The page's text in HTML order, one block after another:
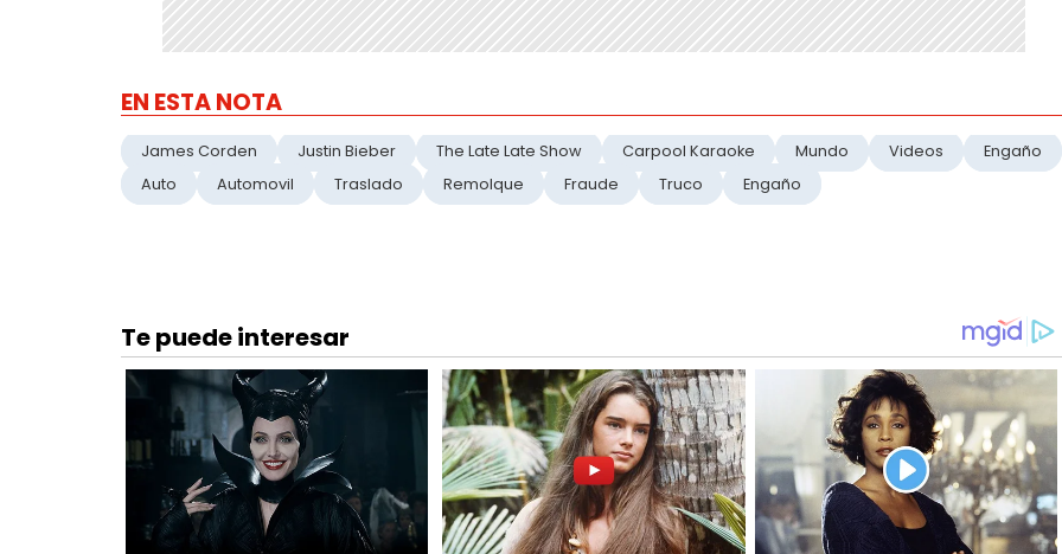
EN ESTA NOTA
James Corden Justin Bieber The Late Late Show Carpool Karaoke Mundo Videos
Engaño
Auto
Automovil Traslado Remolque Fraude Truco Engaño